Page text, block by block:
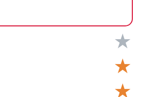
★
★
★